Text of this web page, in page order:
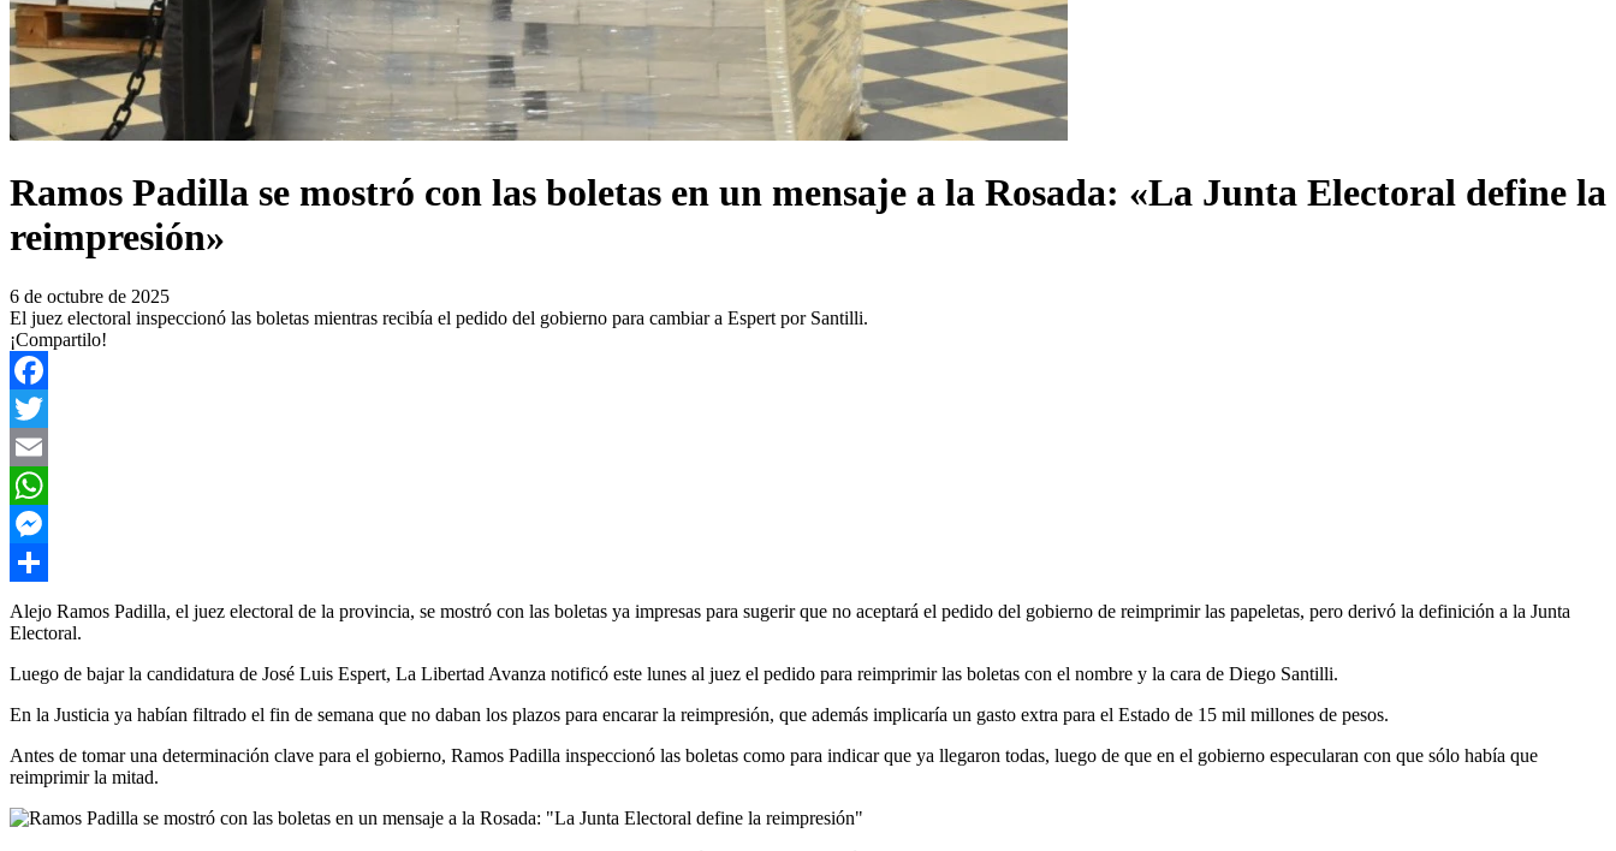
Ramos Padilla se mostró con las boletas en un mensaje a la Rosada: «La Junta Electoral define la
reimpresión»
6 de octubre de 2025
El juez electoral inspeccionó las boletas mientras recibía el pedido del gobierno para cambiar a Espert por Santilli.
¡Compartilo!
Facebook
Twitter
Email
WhatsApp
Messenger
Compartir
Alejo Ramos Padilla, el juez electoral de la provincia, se mostró con las boletas ya impresas para sugerir que no aceptará el pedido del gobierno de reimprimir las papeletas, pero derivó la definición a la Junta
Electoral.
Luego de bajar la candidatura de José Luis Espert, La Libertad Avanza notificó este lunes al juez el pedido para reimprimir las boletas con el nombre y la cara de Diego Santilli.
En la Justicia ya habían filtrado el fin de semana que no daban los plazos para encarar la reimpresión, que además implicaría un gasto extra para el Estado de 15 mil millones de pesos.
Antes de tomar una determinación clave para el gobierno, Ramos Padilla inspeccionó las boletas como para indicar que ya llegaron todas, luego de que en el gobierno especularan con que sólo había que
reimprimir la mitad.